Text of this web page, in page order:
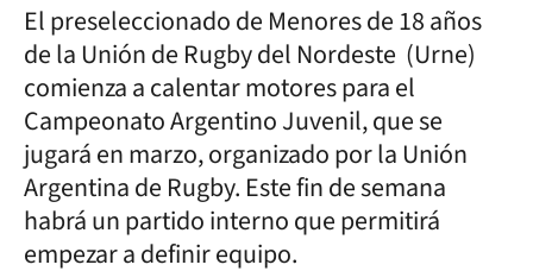
El preseleccionado de Menores de 18 años
de la Unión de Rugby del Nordeste (Urne)
comienza a calentar motores para el
Campeonato Argentino Juvenil, que se
jugará en marzo, organizado por la Unión
Argentina de Rugby. Este fin de semana
habrá un partido interno que permitirá
empezar a definir equipo.